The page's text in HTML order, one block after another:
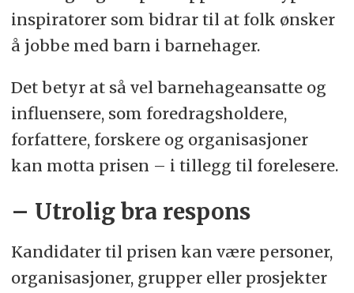
inspiratorer som bidrar til at folk ønsker
å jobbe med barn i barnehager.
Det betyr at så vel barnehageansatte og
influensere, som foredragsholdere,
forfattere, forskere og organisasjoner
kan motta prisen – i tillegg til forelesere.
– Utrolig bra respons
Kandidater til prisen kan være personer,
organisasjoner, grupper eller prosjekter